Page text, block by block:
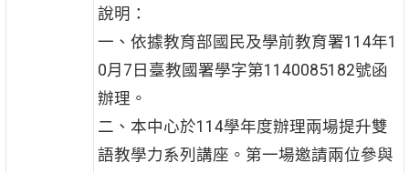
說明：
一、依據教育部國民及學前教育署114年1
0月7日臺教國署學字第1140085182號函
辦理。
二、本中心於114學年度辦理兩場提升雙
語教學力系列講座。第一場邀請兩位參與